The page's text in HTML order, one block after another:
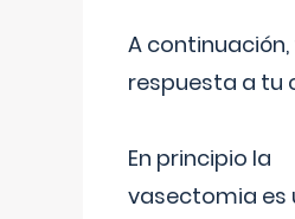
A
respuesta a tu
En principio la
vasectomia es